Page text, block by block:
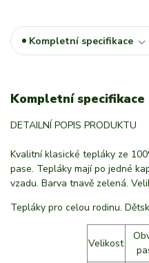
Kompletní specifikace
Kompletní specifikace
DETAILNÍ POPIS PRODUKTU
Kvalitní klasické tepláky ze
pase. Tepláky mají po jedné
vzadu. Barva tnavě zelená.
Tepláky pro celou rodinu.
Velikost